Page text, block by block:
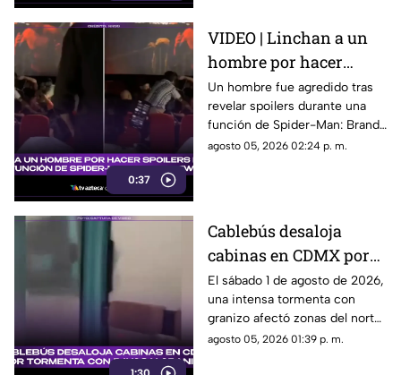
0:37
VIDEO | Linchan a un
hombre por hacer
spoilers durante la
función de Spider-Man:
Brand New Day
Un hombre fue agredido tras
revelar spoilers durante una
función de Spider-Man: Brand
New Day. El momento quedó
agosto 05, 2026 02:24 p. m.
Cablebús desaloja
cabinas en CDMX por
tormenta con rayos y
granizo
El sábado 1 de agosto de 2026,
una intensa tormenta con
granizo afectó zonas del norte
y oriente de la ciudad de
agosto 05, 2026 01:39 p. m.